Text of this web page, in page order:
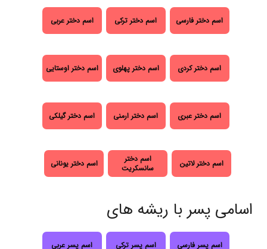
اسم دختر فارسی اسم دختر ترکی اسم دختر عربی
اسم دختر کردی اسم دختر پهلوی اسم دختر اوستایی
اسم دختر عبری اسم دختر ارمنی اسم دختر گیلکی
اسم دختر لاتین
اسم دختر
سانسکریت
اسم دختر یونانی
اسامی پسر با ریشه های
اسم پسر فارسی اسم پسر ترکی اسم پسر عربی